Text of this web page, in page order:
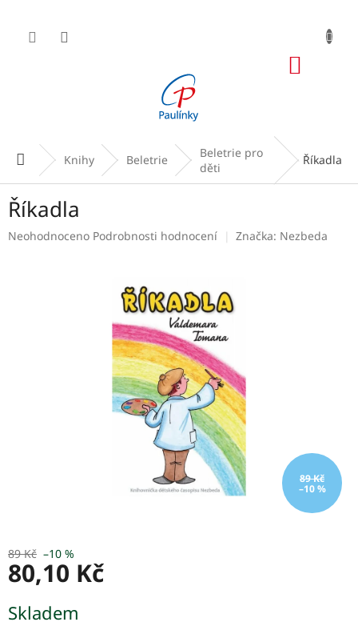
obsah
Domů Knihy Beletrie
Beletrie pro
děti
Říkadla
Říkadla
Průměrné
Neohodnoceno Podrobnosti hodnocení Značka: Nezbeda
89 Kč
–10 %
89 Kč –10 %
80,10 Kč
cena:
Skladem